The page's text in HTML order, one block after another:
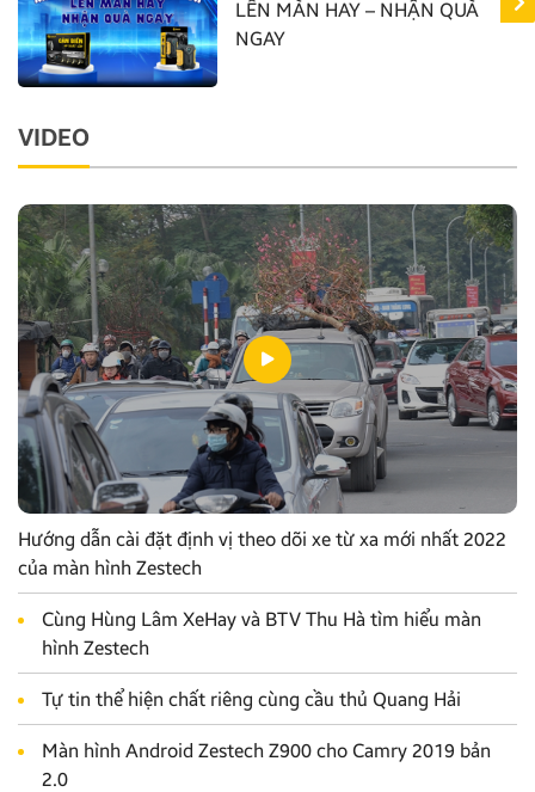
LÊN MÀN HAY – NHẬN QUÀ
NGAY
VIDEO
Hướng dẫn cài đặt định vị theo dõi xe từ xa mới nhất 2022
của màn hình Zestech
Cùng Hùng Lâm XeHay và BTV Thu Hà tìm hiểu màn
hình Zestech
Tự tin thể hiện chất riêng cùng cầu thủ Quang Hải
Màn hình Android Zestech Z900 cho Camry 2019 bản
2.0